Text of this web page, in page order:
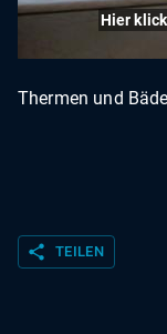
Hier
Thermen und
share TEILEN